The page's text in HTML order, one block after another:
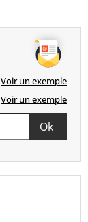
Voir un exemple
Voir un exemple